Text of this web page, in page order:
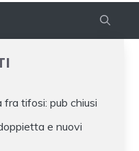
fra tifosi: pub chiusi
e nuovi